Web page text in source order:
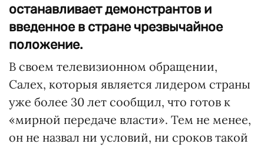
останавливает демонстрантов и
введенное в стране чрезвычайное
положение.
В своем телевизионном обращении,
Салех, которыя является лидером страны
уже более 30 лет сообщил, что готов к
«мирной передаче власти». Тем не менее,
он не назвал ни условий, ни сроков такой